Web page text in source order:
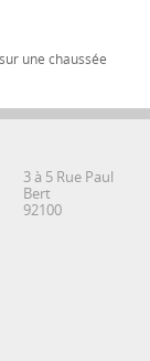
une chaussée
3 à 5 Rue Paul
Bert
92100